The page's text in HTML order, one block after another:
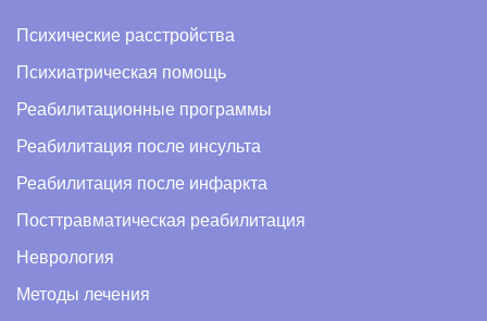
Психические расстройства
Психиатрическая помощь
Реабилитационные программы
Реабилитация после инсульта
Реабилитация после инфаркта
Посттравматическая реабилитация
Неврология
Методы лечения